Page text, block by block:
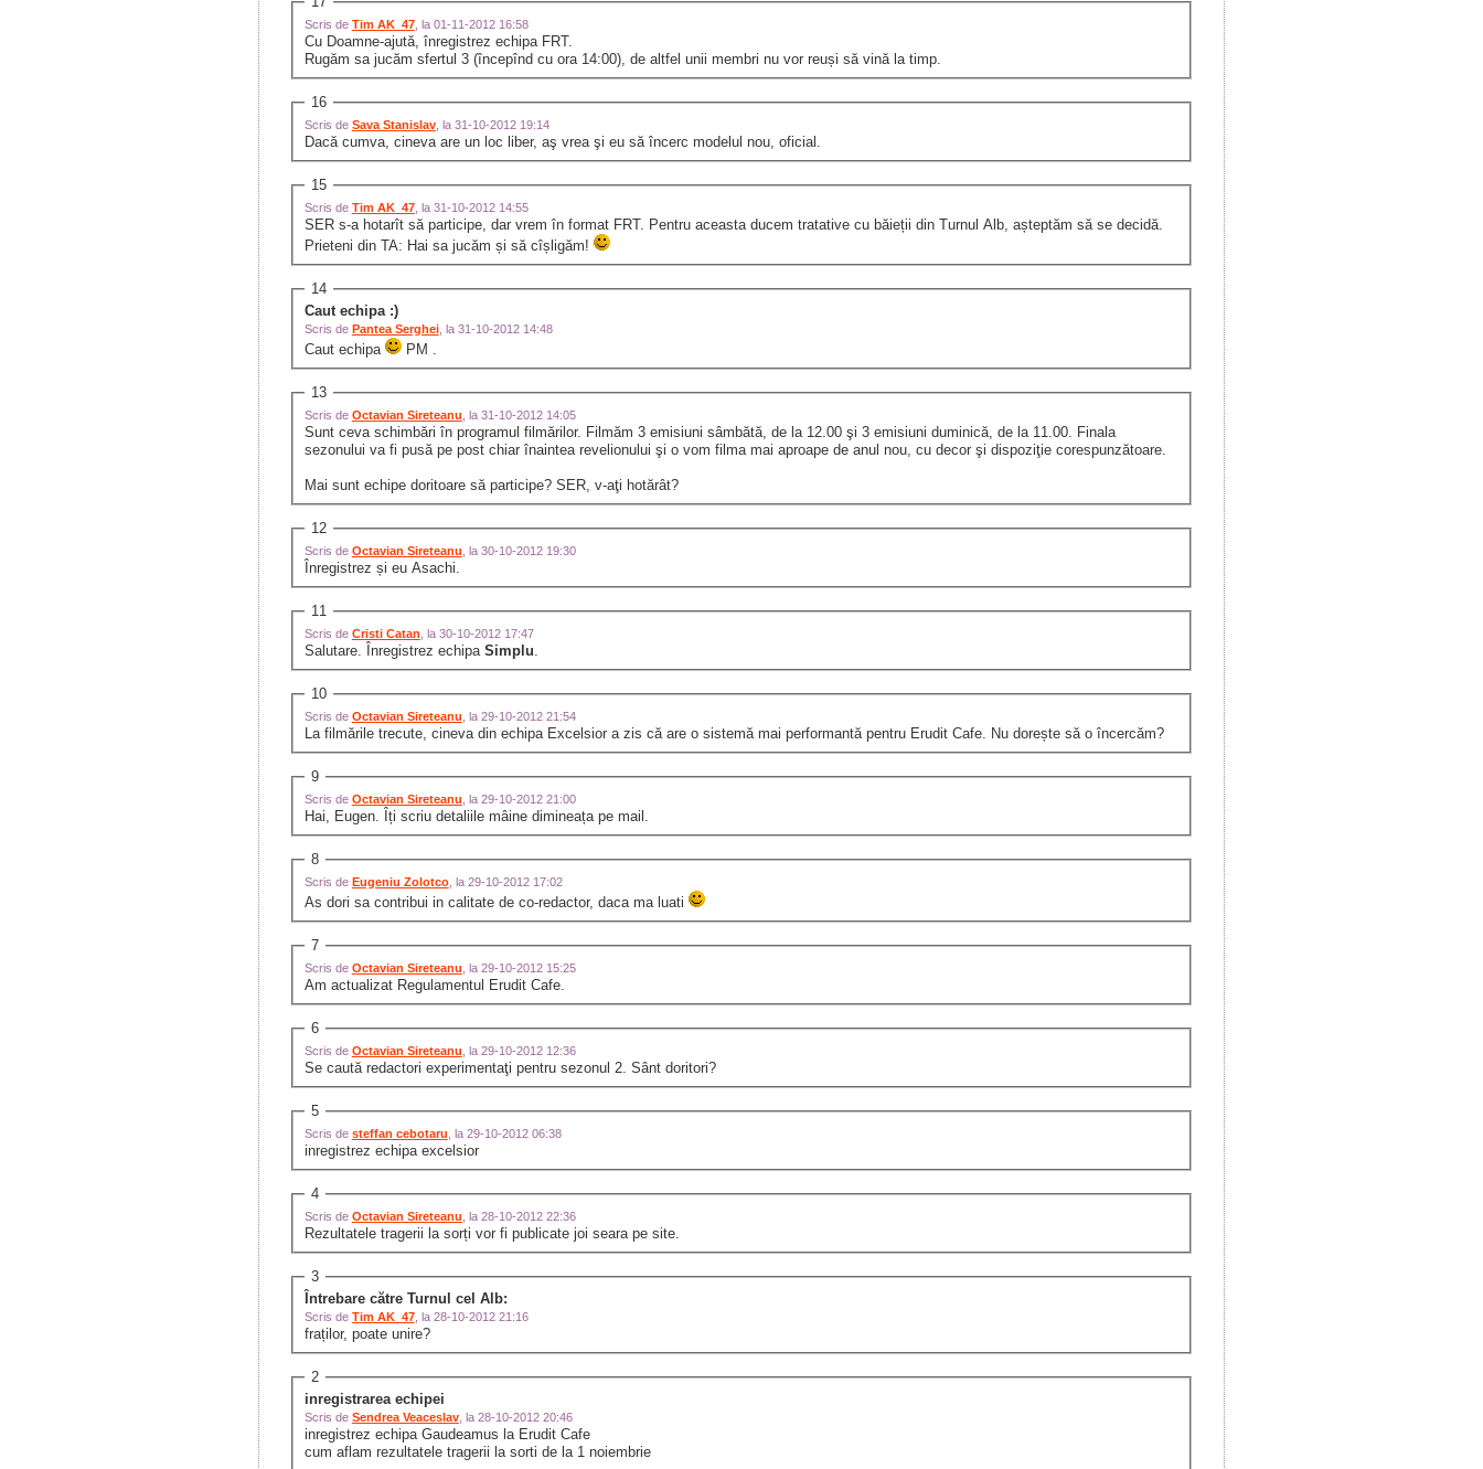
Scris de Tim AK_47, la 01-11-2012 16:58
Cu Doamne-ajută, înregistrez echipa FRT.
Rugăm sa jucăm sfertul 3 (începînd cu ora 14:00), de altfel unii membri nu vor reuși să vină la timp.
16
Scris de Sava Stanislav, la 31-10-2012 19:14
Dacă cumva, cineva are un loc liber, aş vrea şi eu să încerc modelul nou, oficial.
15
Scris de Tim AK_47, la 31-10-2012 14:55
SER s-a hotarît să participe, dar vrem în format FRT. Pentru aceasta ducem tratative cu băieții din Turnul Alb, așteptăm să se decidă.
Prieteni din TA: Hai sa jucăm și să cîșligăm!
14
Caut echipa :)
Scris de Pantea Serghei, la 31-10-2012 14:48
Caut echipa PM .
13
Scris de Octavian Sireteanu , la 31-10-2012 14:05
Sunt ceva schimbări în programul filmărilor. Filmăm 3 emisiuni sâmbătă, de la 12.00 şi 3 emisiuni duminică, de la 11.00. Finala
sezonului va fi pusă pe post chiar înaintea revelionului şi o vom filma mai aproape de anul nou, cu decor şi dispoziţie corespunzătoare.
Mai sunt echipe doritoare să participe? SER, v-aţi hotărât?
12
Scris de Octavian Sireteanu , la 30-10-2012 19:30
Înregistrez și eu Asachi.
11
Scris de Cristi Catan , la 30-10-2012 17:47
Salutare. Înregistrez echipa Simplu.
10
Scris de Octavian Sireteanu , la 29-10-2012 21:54
La filmările trecute, cineva din echipa Excelsior a zis că are o sistemă mai performantă pentru Erudit Cafe. Nu dorește să o încercăm?
9
Scris de Octavian Sireteanu , la 29-10-2012 21:00
Hai, Eugen. Îți scriu detaliile mâine dimineața pe mail.
8
Scris de Eugeniu Zolotco, la 29-10-2012 17:02
As dori sa contribui in calitate de co-redactor, daca ma luati
7
Scris de Octavian Sireteanu , la 29-10-2012 15:25
Am actualizat Regulamentul Erudit Cafe.
6
Scris de Octavian Sireteanu , la 29-10-2012 12:36
Se caută redactori experimentaţi pentru sezonul 2. Sânt doritori?
5
Scris de steffan cebotaru , la 29-10-2012 06:38
inregistrez echipa excelsior
4
Scris de Octavian Sireteanu , la 28-10-2012 22:36
Rezultatele tragerii la sorți vor fi publicate joi seara pe site.
3
Întrebare către Turnul cel Alb:
Scris de Tim AK_47, la 28-10-2012 21:16
fraților, poate unire?
2
inregistrarea echipei
Scris de Sendrea Veaceslav, la 28-10-2012 20:46
inregistrez echipa Gaudeamus la Erudit Cafe
cum aflam rezultatele tragerii la sorti de la 1 noiembrie